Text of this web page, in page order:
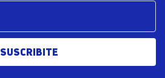
SUSCRIBITE